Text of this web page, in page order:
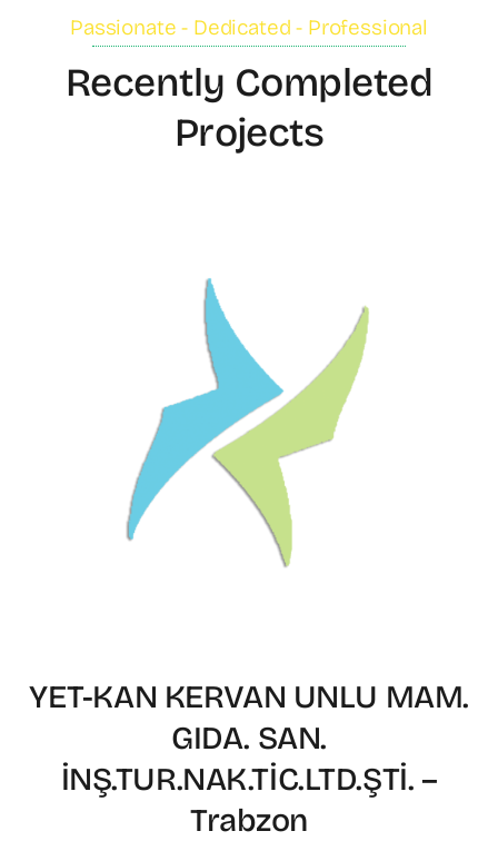
Passionate - Dedicated - Professional
Recently Completed
Projects
YET-KAN KERVAN UNLU MAM.
GIDA. SAN.
İNŞ.TUR.NAK.TİC.LTD.ŞTİ. –
Trabzon